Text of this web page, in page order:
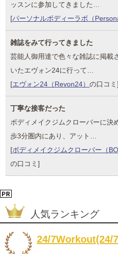
ッスンに参加してきました…
[パーソナルボディーラボ（
雑誌をみて行ってきました
芸能人御用達で色々な雑誌に掲載
いたエヴォン24に行って…
[エヴォン24（Revon24）の口コミ]
丁寧な接客だった
ボディメイクジムクローバーに決
歩3分圏内にあり、アット…
[ボディメイクジムクローバー（
の口コミ]
人気ランキング
24/7Workout(24/